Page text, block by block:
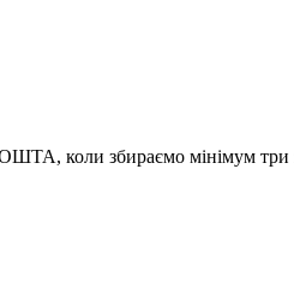
коли збираємо мінімум три